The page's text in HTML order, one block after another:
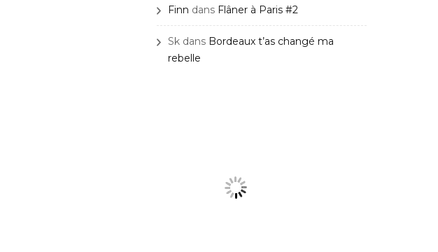
Finn dans Flâner à Paris #2
Sk dans Bordeaux t’as changé ma
rebelle